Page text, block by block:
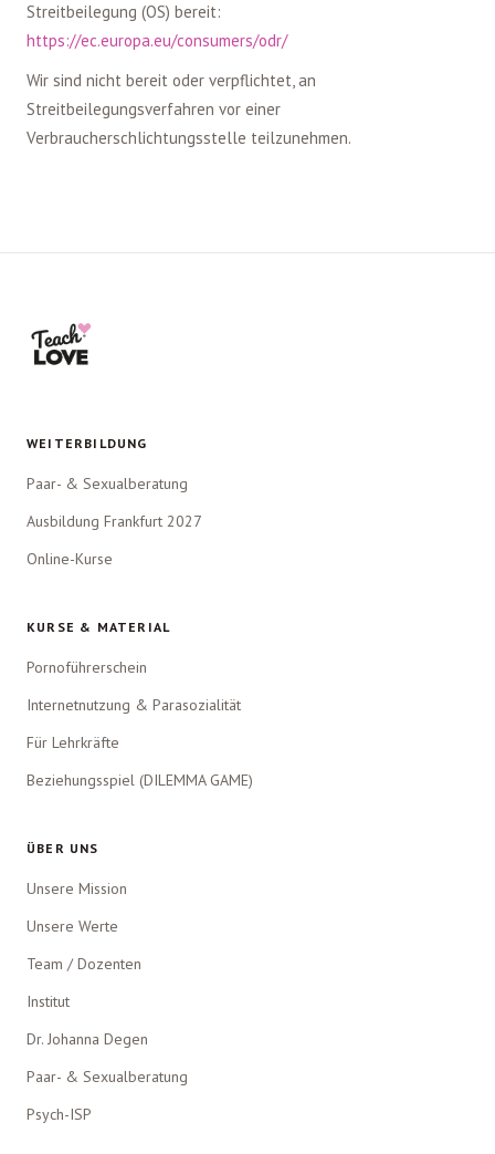
Streitbeilegung (OS) bereit:
https://ec.europa.eu/consumers/odr/
Wir sind nicht bereit oder verpflichtet, an
Streitbeilegungsverfahren vor einer
Verbraucherschlichtungsstelle teilzunehmen.
WEITERBILDUNG
Paar- & Sexualberatung
Ausbildung Frankfurt 2027
Online-Kurse
KURSE & MATERIAL
Pornoführerschein
Internetnutzung & Parasozialität
Für Lehrkräfte
Beziehungsspiel (DILEMMA GAME)
ÜBER UNS
Unsere Mission
Unsere Werte
Team / Dozenten
Institut
Dr. Johanna Degen
Paar- & Sexualberatung
Psych-ISP